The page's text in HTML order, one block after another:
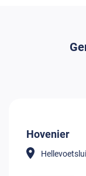
Hovenier